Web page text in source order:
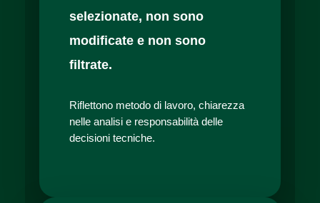
selezionate, non sono
modificate e non sono
filtrate.
Riflettono metodo di lavoro, chiarezza
nelle analisi e responsabilità delle
decisioni tecniche.